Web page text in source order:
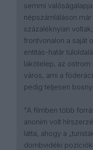
semmi
népszámláláson
százaléknyian
frontvonalon a saját
entitás-határ
lakótelep, az
város, ami a
pedig teljesen
"A filmben több
anonim volt
látta, ahogy a
dombvidéki